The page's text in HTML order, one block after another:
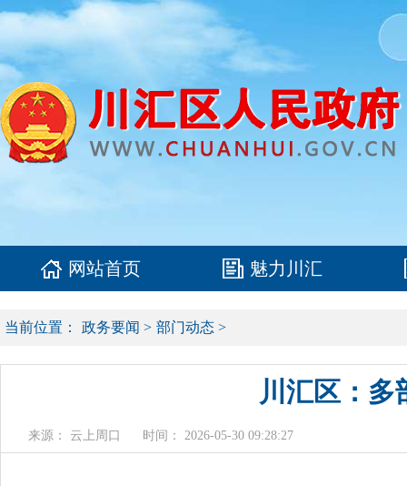
网站首页 魅力川汇
当前位置： 政务要闻 > 部门动态 >
川汇区：
来源： 云上周口 时间： 2026-05-30 09:28:27